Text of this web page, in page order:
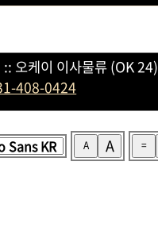
오케이 이사물류 (OK 24)
408-0424
A A =